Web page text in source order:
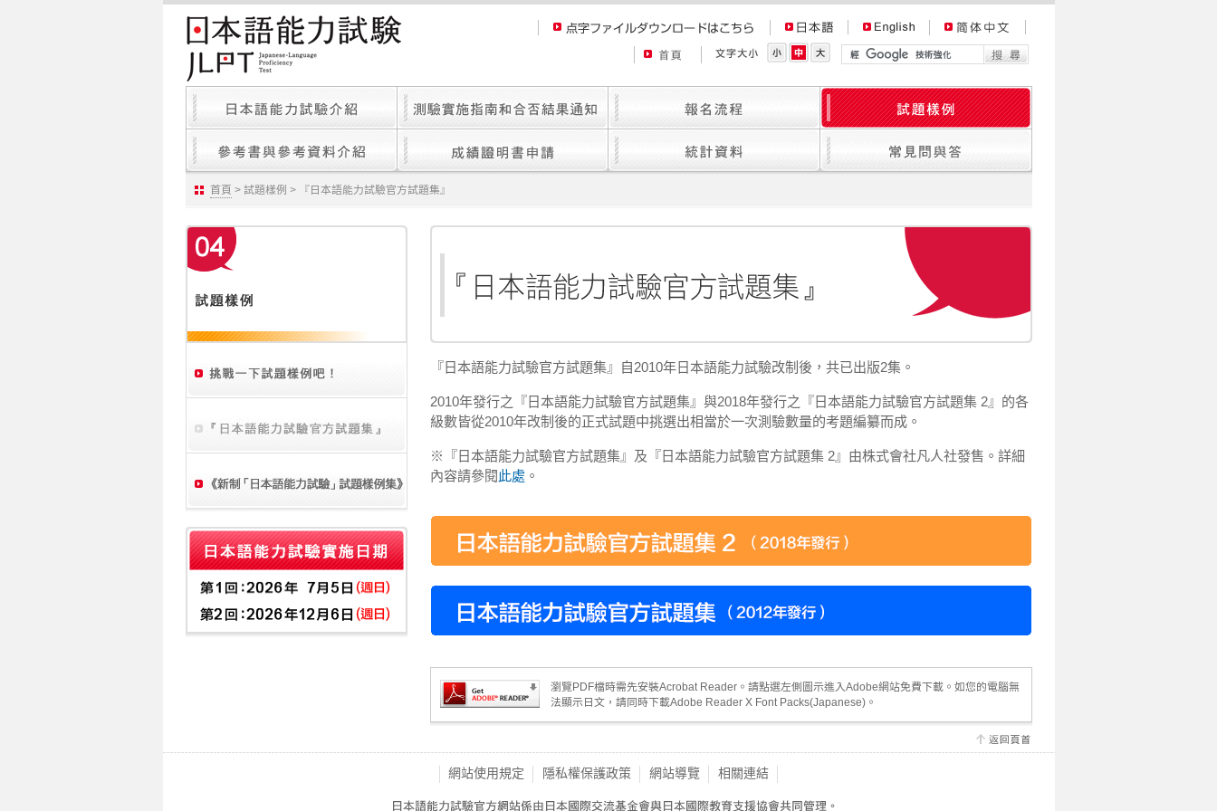
首頁 > 試題樣例 > 『日本語能力試驗官方試題集』
『日本語能力試驗官方試題集』自2010年日本語能力試驗改制後，共已出版2集。
2010年發行之『日本語能力試驗官方試題集』與2018年發行之『日本語能力試驗官方試題集 2』的各
級數皆從2010年改制後的正式試題中挑選出相當於一次測驗數量的考題編纂而成。
※『日本語能力試驗官方試題集』及『日本語能力試驗官方試題集 2』由株式會社凡人社發售。詳細
內容請參閱此處 。
瀏覽PDF檔時需先安裝Acrobat Reader。請點選左側圖示進入Adobe網站免費下載。如您的電腦無
法顯示日文，請同時下載Adobe Reader X Font Packs(Japanese)。
網站使用規定 隱私權保護政策 網站導覽 相關連結